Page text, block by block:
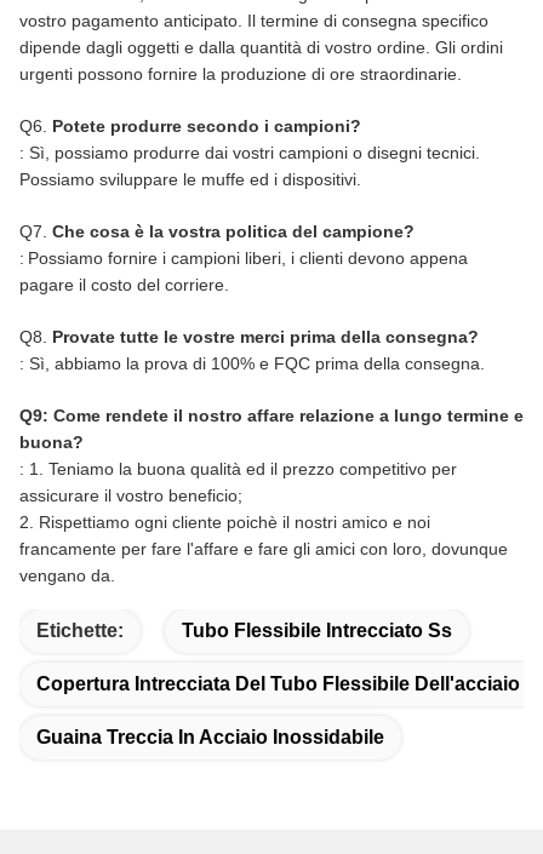
vostro pagamento anticipato. Il termine di consegna specifico
dipende dagli oggetti e dalla quantità di vostro ordine. Gli ordini
urgenti possono fornire la produzione di ore straordinarie.
Q6. Potete produrre secondo i campioni?
: Sì, possiamo produrre dai vostri campioni o disegni tecnici.
Possiamo sviluppare le muffe ed i dispositivi.
Q7. Che cosa è la vostra politica del campione?
: Possiamo fornire i campioni liberi, i clienti devono appena
pagare il costo del corriere.
Q8. Provate tutte le vostre merci prima della consegna?
: Sì, abbiamo la prova di 100% e FQC prima della consegna.
Q9: Come rendete il nostro affare relazione a lungo termine e
buona?
: 1. Teniamo la buona qualità ed il prezzo competitivo per
assicurare il vostro beneficio;
2. Rispettiamo ogni cliente poichè il nostri amico e noi
francamente per fare l'affare e fare gli amici con loro, dovunque
vengano da.
Etichette: Tubo Flessibile Intrecciato Ss
Copertura Intrecciata Del Tubo Flessibile Dell'acciaio
Guaina Treccia In Acciaio Inossidabile